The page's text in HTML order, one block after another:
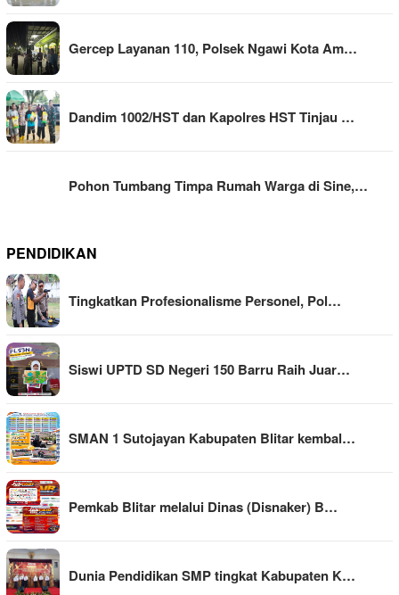
Gercep Layanan 110, Polsek Ngawi Kota Am…
Dandim 1002/HST dan Kapolres HST Tinjau …
Pohon Tumbang Timpa Rumah Warga di Sine,…
PENDIDIKAN
Tingkatkan Profesionalisme Personel, Pol…
Siswi UPTD SD Negeri 150 Barru Raih Juar…
SMAN 1 Sutojayan Kabupaten Blitar kembal…
Pemkab Blitar melalui Dinas (Disnaker) B…
Dunia Pendidikan SMP tingkat Kabupaten K…